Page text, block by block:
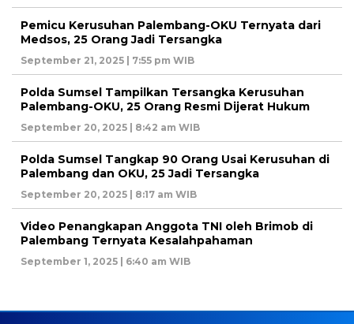
Pemicu Kerusuhan Palembang-OKU Ternyata dari
Medsos, 25 Orang Jadi Tersangka
September 21, 2025 | 7:55 pm WIB
Polda Sumsel Tampilkan Tersangka Kerusuhan
Palembang-OKU, 25 Orang Resmi Dijerat Hukum
September 20, 2025 | 8:42 am WIB
Polda Sumsel Tangkap 90 Orang Usai Kerusuhan di
Palembang dan OKU, 25 Jadi Tersangka
September 20, 2025 | 8:17 am WIB
Video Penangkapan Anggota TNI oleh Brimob di
Palembang Ternyata Kesalahpahaman
September 1, 2025 | 6:40 am WIB